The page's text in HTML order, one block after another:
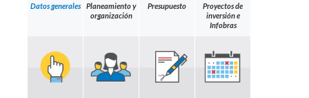
Datos generales
Planeamiento y
organización
Presupuesto
Proyectos de
inversión e
Infobras